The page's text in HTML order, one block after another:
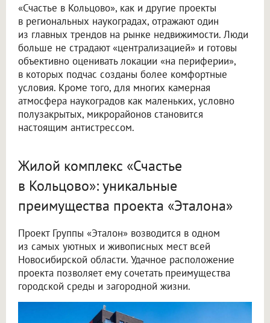
«Счастье в Кольцово», как и другие проекты
в региональных наукоградах, отражают один
из главных трендов на рынке недвижимости. Люди
больше не страдают «централизацией» и готовы
объективно оценивать локации «на периферии»,
в которых подчас созданы более комфортные
условия. Кроме того, для многих камерная
атмосфера наукоградов как маленьких, условно
полузакрытых, микрорайонов становится
настоящим антистрессом.
Жилой комплекс «Счастье
в Кольцово»: уникальные
преимущества проекта «Эталона»
Проект Группы «Эталон» возводится в одном
из самых уютных и живописных мест всей
Новосибирской области. Удачное расположение
проекта позволяет ему сочетать преимущества
городской среды и загородной жизни.